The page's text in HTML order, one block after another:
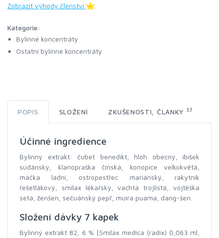
Zobrazit výhody členství
Kategorie:
Bylinné koncentráty
Ostatní bylinné koncentráty
POPIS SLOŽENÍ ZKUŠENOSTI, ČLÁNKY 37
Účinné ingredience
Bylinný extrakt: čubet benedikt, hloh obecný, ibišek
súdánský, klanopraška čínská, konopice velkokvětá,
máčka ladní, ostropestřec mariánský, rakytník
řešetlákový, smilax lékařský, vachta trojlistá, vojtěška
setá, ženšen, sečuánský pepř, muira puama, dang-šen.
Složení dávky 7 kapek
Bylinný extrakt 82, 6 % [Smilax medica (radix) 0,063 ml,